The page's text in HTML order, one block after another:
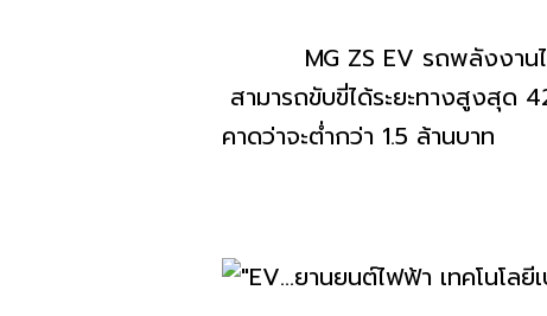
MG ZS EV รถพลังงานไฟฟ้
สามารถขับขี่ได้ระยะทางสูงสุด
คาดว่าจะต่ำกว่า 1.5 ล้านบาท